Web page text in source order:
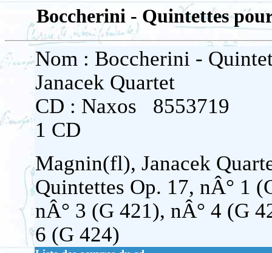
Boccherini - Quintettes
Nom : Boccherini -
Janacek Quartet
CD : Naxos 8553719
1 CD
Magnin(fl), Janacek
Quintettes Op. 17, nÂ° 1
nÂ° 3 (G 421), nÂ° 4 (G
6 (G 424)